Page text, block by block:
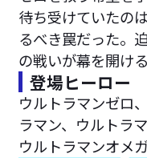
待ち受けていたの
るべき罠だった。
の戦いが幕を開け
登場ヒーロー
ウルトラマンゼロ
ラマン、ウルトラ
ウルトラマンオメ